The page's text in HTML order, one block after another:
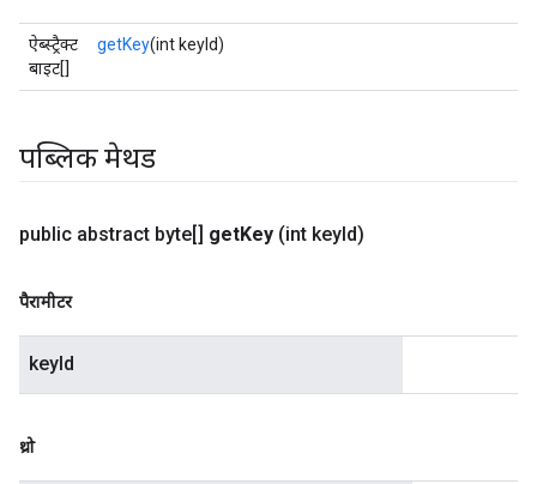
ऐब्स्ट्रैक्ट
बाइट[]
getKey(int keyId)
पब्लिक मेथड
public abstract byte[] getKey (int keyId)
पैरामीटर
keyId
थ्रो